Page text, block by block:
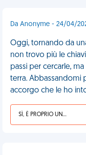
Da Anonyme - 24/04/
Oggi, tornando da
non trovo più le
passi per cercarle,
terra. Abbassandomi
accorgo che le ho
SÌ, È PROPRIO UNA VDM!